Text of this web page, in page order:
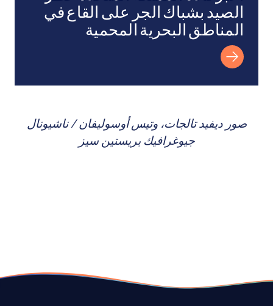
الصيد بشباك الجر على القاع في
المناطق البحرية المحمية
صور ديفيد تالجات، وتيس أوسوليفان / ناشيونال
جيوغرافيك بريستين سيز